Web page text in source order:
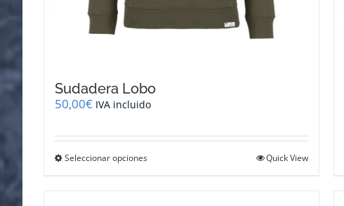
Sudadera Lobo
50,00€ IVA incluido
Seleccionar opciones Quick View